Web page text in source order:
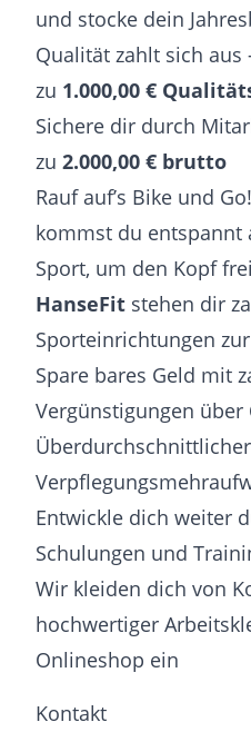
und stocke dein
Qualität zahlt sich
zu 1.000,00 €
Sichere dir durch
zu 2.000,00 € brutto
Rauf auf’s Bike und
kommst du entspannt
Sport, um den Kopf
HanseFit stehen dir
Sporteinrichtungen
Spare bares Geld mit
Vergünstigungen über
Entwickle dich weiter
Schulungen und
Wir kleiden dich von
hochwertiger
Onlineshop ein
Kontakt